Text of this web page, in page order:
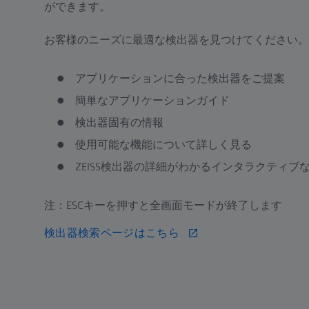
ができます。
お客様のニーズに最適な検出器を見つけてください。
アプリケーションに合った検出器をご提案
簡単なアプリケーションガイド
検出器固有の情報
使用可能な機能について詳しく見る
ZEISS検出器の詳細がわかるインタラクティブ
注：ESCキーを押すと全画面モードが終了します
検出器検索ページはこちら